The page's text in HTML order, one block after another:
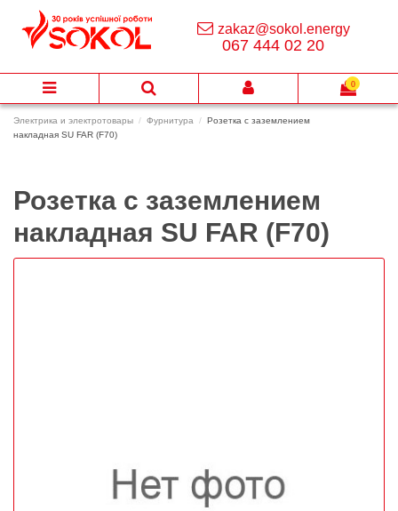
Электрика и электротовары Фурнитура
Розетка с заземлением
накладная SU FAR (F70)
Розетка с заземлением
накладная SU FAR (F70)
zakaz@sokol.energy
067 444 02 20
0